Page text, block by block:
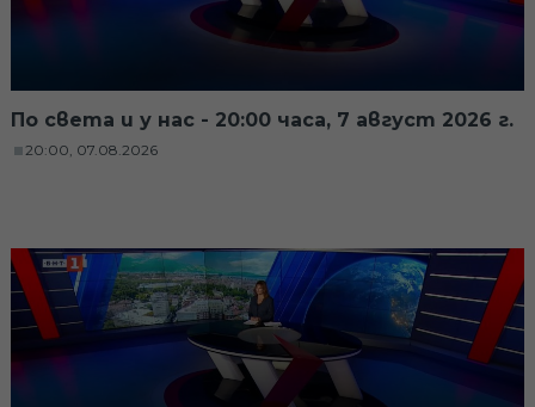
По света и у нас - 20:00 часа, 7 август 2026 г.
20:00, 07.08.2026